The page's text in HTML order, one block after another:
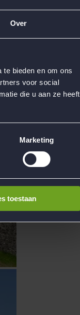
Over
bieden en om ons
voor social
die u aan ze heeft
Marketing
toestaan